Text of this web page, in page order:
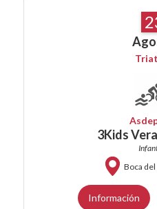
3Kids
Boca del
Información